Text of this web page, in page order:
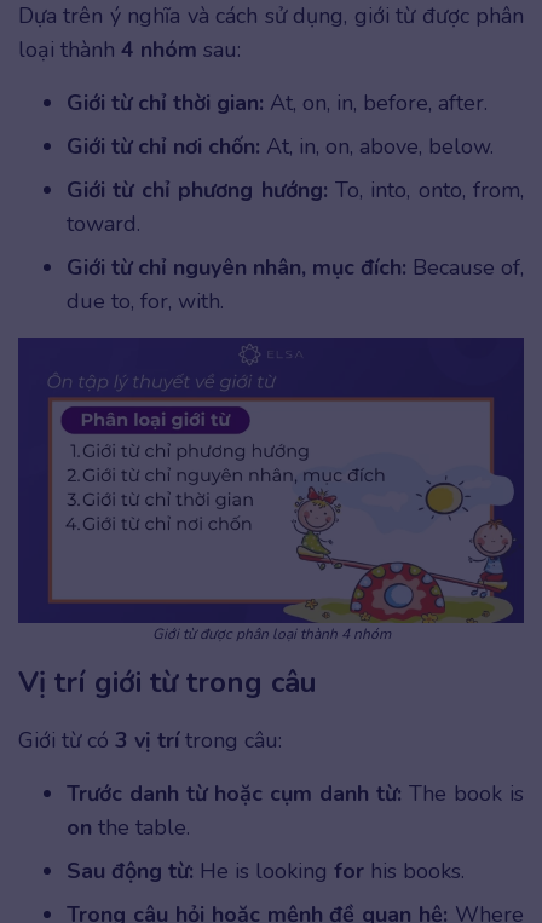
Dựa trên ý nghĩa và cách sử dụng, giới từ được phân
loại thành 4 nhóm sau:
Giới từ chỉ thời gian: At, on, in, before, after.
Giới từ chỉ nơi chốn: At, in, on, above, below.
Giới từ chỉ phương hướng: To, into, onto, from,
toward.
Giới từ chỉ nguyên nhân, mục đích: Because of,
due to, for, with.
Giới từ được phân loại thành 4 nhóm
Vị trí giới từ trong câu
Giới từ có 3 vị trítrong câu:
Trước danh từ hoặc cụm danh từ: The book is
on the table.
Sau động từ: He is looking for his books.
Trong câu hỏi hoặc mệnh đề quan hệ: Where